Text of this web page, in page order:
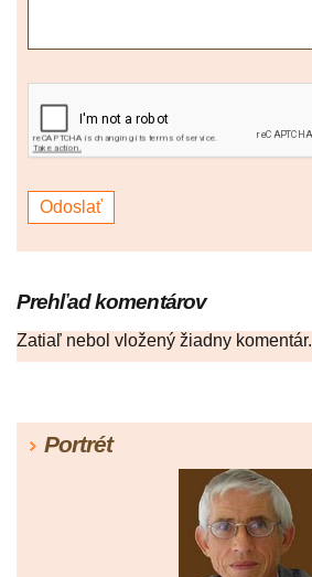
Prehľad komentárov
Zatiaľ nebol vložený žiadny komentár.
Portrét